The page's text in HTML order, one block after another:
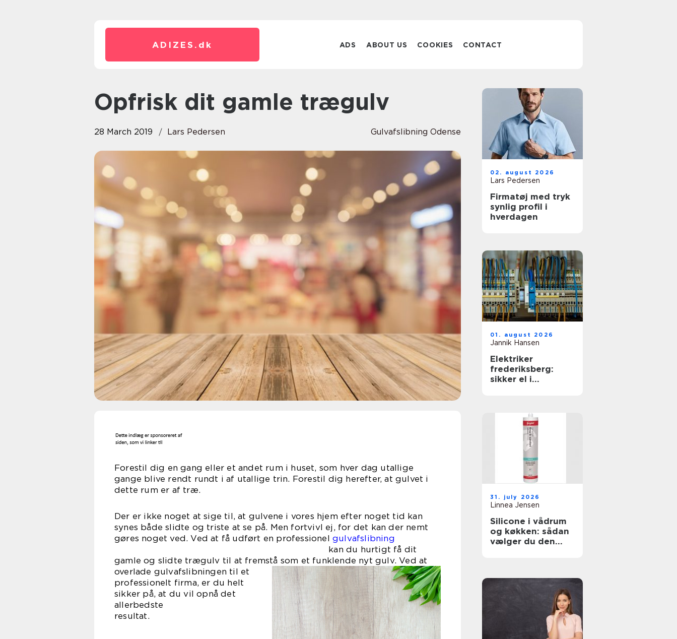
ADIZES. dk ADS ABOUT US COOKIES CONTACT
Opfrisk dit gamle trægulv
28 March 2019 Lars Pedersen Gulvafslibning Odense
Forestil dig en gang eller et andet rum i huset, som hver dag utallige
gange blive rendt rundt i af utallige trin. Forestil dig herefter, at gulvet i
dette rum er af træ.
Der er ikke noget at sige til, at gulvene i vores hjem efter noget tid kan
synes både slidte og triste at se på. Men fortvivl ej, for det kan der nemt
gøres noget ved. Ved at få udført en professionelgulvafslibning
kan du hurtigt få dit
gamle og slidte trægulv til at fremstå som et funklende nyt gulv. Ved at
overlade gulvafslibningen til et
professionelt firma, er du helt
sikker på, at du vil opnå det
allerbedste
resultat.
02. august 2026
Lars Pedersen
Firmatøj med tryk
synlig profil i
hverdagen
01. august 2026
Jannik Hansen
Elektriker
frederiksberg:
sikker el i
31. july 2026
Linnea Jensen
Silicone i vådrum
og køkken: sådan
vælger du den